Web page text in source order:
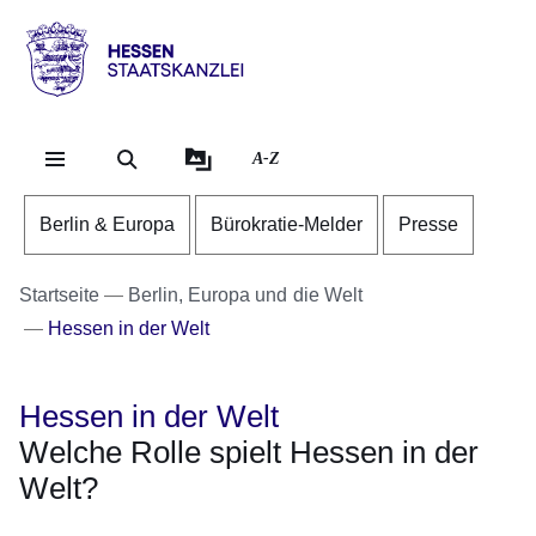
Hessen
Staatskanzlei
A-Z
Berlin & Europa Bürokratie-Melder Presse
Startseite
Berlin, Europa und die Welt
Hessen in der Welt
Hessen in der Welt
Welche Rolle spielt Hessen in der
Welt?